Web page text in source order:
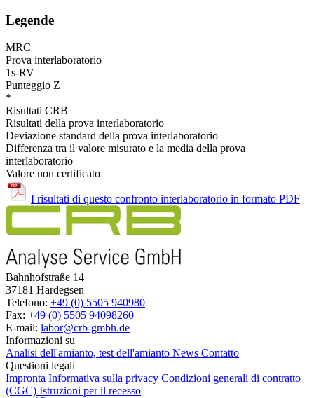
Legende
MRC
Prova interlaboratorio
1s-RV
Punteggio Z
*
Risultati CRB
Risultati della prova interlaboratorio
Deviazione standard della prova interlaboratorio
Differenza tra il valore misurato e la media della prova
interlaboratorio
Valore non certificato
I risultati di questo confronto interlaboratorio in formato PDF
Bahnhofstraße 14
37181 Hardegsen
Telefono: +49 (0) 5505 940980
Fax: +49 (0) 5505 94098260
E-mail: labor@crb-gmbh.de
Informazioni su
Analisi dell'amianto, test dell'amianto News Contatto
Questioni legali
Impronta Informativa sulla privacy Condizioni generali di contratto
(CGC) Istruzioni per il recesso